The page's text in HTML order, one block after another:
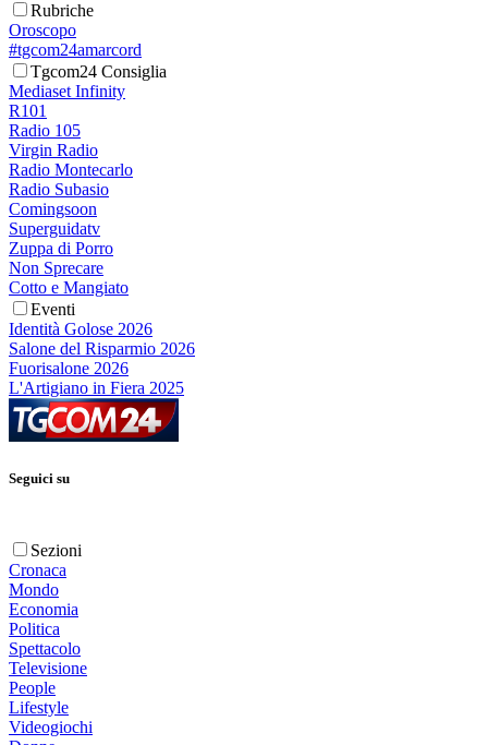
Rubriche
Oroscopo
#tgcom24amarcord
Tgcom24 Consiglia
Mediaset Infinity
R101
Radio 105
Virgin Radio
Radio Montecarlo
Radio Subasio
Comingsoon
Superguidatv
Zuppa di Porro
Non Sprecare
Cotto e Mangiato
Eventi
Identità Golose 2026
Salone del Risparmio 2026
Fuorisalone 2026
L'Artigiano in Fiera 2025
Seguici su
Sezioni
Cronaca
Mondo
Economia
Politica
Spettacolo
Televisione
People
Lifestyle
Videogiochi